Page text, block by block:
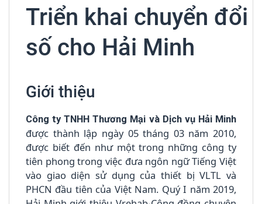
Triển khai chuyển đổi
số cho Hải Minh
Giới thiệu
Công ty TNHH Thương Mại và Dịch vụ Hải Minh
được thành lập ngày 05 tháng 03 năm 2010,
được biết đến như một trong những công ty
tiên phong trong việc đưa ngôn ngữ Tiếng Việt
vào giao diện sử dụng của thiết bị VLTL và
PHCN đầu tiên của Việt Nam. Quý I năm 2019,